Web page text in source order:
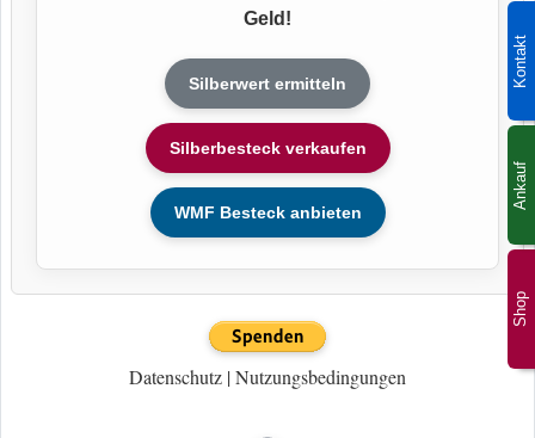
Shop
Kontakt
Ankauf
Geld!
Silberwert ermitteln
Silberbesteck verkaufen
WMF Besteck anbieten
Datenschutz |Nutzungsbedingungen